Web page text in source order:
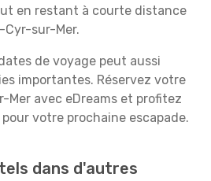
en restant à courte distance
sur-Mer.
de voyage peut aussi
importantes. Réservez votre
avec eDreams et profitez
votre prochaine escapade.
dans d'autres